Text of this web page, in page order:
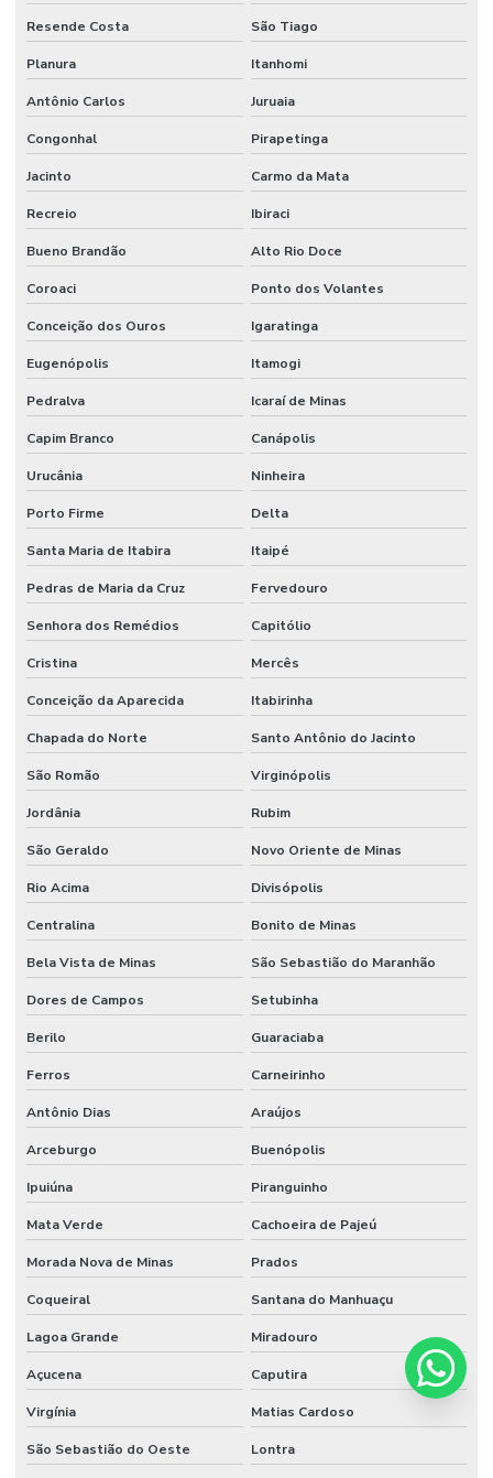
Resende Costa São Tiago
Planura Itanhomi
Antônio Carlos Juruaia
Congonhal Pirapetinga
Jacinto Carmo da Mata
Recreio Ibiraci
Bueno Brandão Alto Rio Doce
Coroaci Ponto dos Volantes
Conceição dos Ouros Igaratinga
Eugenópolis Itamogi
Pedralva Icaraí de Minas
Capim Branco Canápolis
Urucânia Ninheira
Porto Firme Delta
Santa Maria de Itabira Itaipé
Pedras de Maria da Cruz Fervedouro
Senhora dos Remédios Capitólio
Cristina Mercês
Conceição da Aparecida Itabirinha
Chapada do Norte Santo Antônio do Jacinto
São Romão Virginópolis
Jordânia Rubim
São Geraldo Novo Oriente de Minas
Rio Acima Divisópolis
Centralina Bonito de Minas
Bela Vista de Minas São Sebastião do Maranhão
Dores de Campos Setubinha
Berilo Guaraciaba
Ferros Carneirinho
Antônio Dias Araújos
Arceburgo Buenópolis
Ipuiúna Piranguinho
Mata Verde Cachoeira de Pajeú
Morada Nova de Minas Prados
Coqueiral Santana do Manhuaçu
Lagoa Grande Miradouro
Açucena Caputira
Virgínia Matias Cardoso
São Sebastião do Oeste Lontra